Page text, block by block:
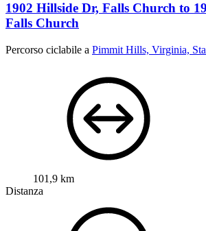
1902 Hillside Dr, Falls Church to
Falls Church
Percorso ciclabile a Pimmit Hills, Virginia,
101,9 km
Distanza